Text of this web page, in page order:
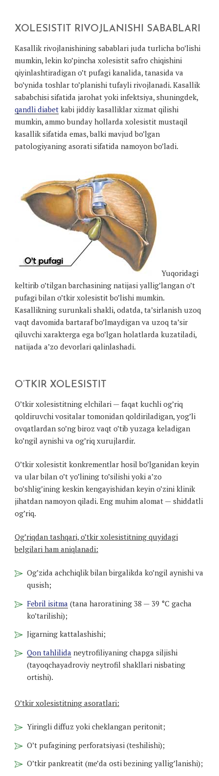
XOLESISTIT RIVOJLANISHI SABABLARI
Kasallik rivojlanishining sabablari juda turlicha bo’lishi
mumkin, lekin ko’pincha xolesistit safro chiqishini
qiyinlashtiradigan o’t pufagi kanalida, tanasida va
bo’ynida toshlar to’planishi tufayli rivojlanadi. Kasallik
sababchisi sifatida jarohat yoki infektsiya, shuningdek,
qandli diabet kabi jiddiy kasalliklar xizmat qilishi
mumkin, ammo bunday hollarda xolesistit mustaqil
kasallik sifatida emas, balki mavjud bo’lgan
patologiyaning asorati sifatida namoyon bo’ladi.
Yuqoridagi
keltirib o’tilgan barchasining natijasi yallig’langan o’t
pufagi bilan o’tkir xolesistit bo’lishi mumkin.
Kasallikning surunkali shakli, odatda, ta’sirlanish uzoq
vaqt davomida bartaraf bo’lmaydigan va uzoq ta’sir
qiluvchi xarakterga ega bo’lgan holatlarda kuzatiladi,
natijada a’zo devorlari qalinlashadi.
O’TKIR XOLESISTIT
O’tkir xolesistitning elchilari — faqat kuchli og’riq
qoldiruvchi vositalar tomonidan qoldiriladigan, yog’li
ovqatlardan so’ng biroz vaqt o’tib yuzaga keladigan
ko’ngil aynishi va og’riq xurujlardir.
O’tkir xolesistit konkrementlar hosil bo’lganidan keyin
va ular bilan o’t yo’lining to’silishi yoki a’zo
bo’shlig’ining keskin kengayishidan keyin o’zini klinik
jihatdan namoyon qiladi. Eng muhim alomat — shiddatli
og’riq.
Og’riqdan tashqari, o’tkir xolesistitning quyidagi
belgilari ham aniqlanadi:
Og’zida achchiqlik bilan birgalikda ko’ngil aynishi va
qusish;
Febril isitma (tana haroratining 38 — 39 °C gacha
ko’tarilishi);
Jigarning kattalashishi;
Qon tahlilida neytrofiliyaning chapga siljishi
(tayoqchayadroviy neytrofil shakllari nisbating
ortishi).
O’tkir xolesistitning asoratlari:
Yiringli diffuz yoki cheklangan peritonit;
O’t pufagining perforatsiyasi (teshilishi);
O’tkir pankreatit (me’da osti bezining yallig’lanishi);